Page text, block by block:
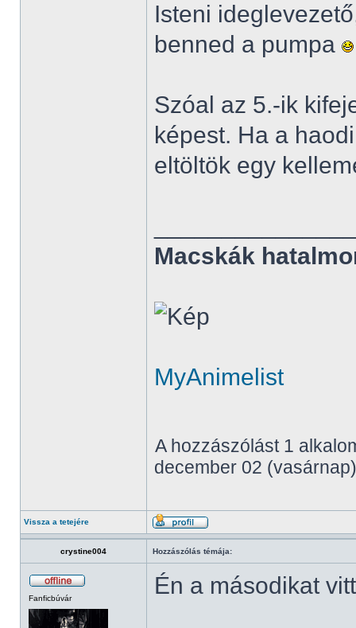
Isteni
benned a pumpa
Szóal az 5.-ik
képest. Ha a
eltöltök egy
Macskák
MyAnimelist
A hozzászólást 1
december 02
Vissza a tetejére
crystine004 Hozzászólás témája:
Fanficbúvár Én a másodikat